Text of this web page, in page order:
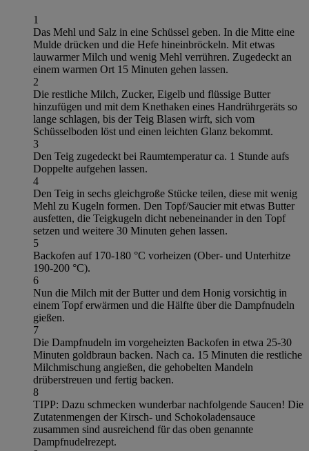
1
Das Mehl und Salz in eine Schüssel geben. In die Mitte eine
Mulde drücken und die Hefe hineinbröckeln. Mit etwas
lauwarmer Milch und wenig Mehl verrühren. Zugedeckt an
einem warmen Ort 15 Minuten gehen lassen.
2
Die restliche Milch, Zucker, Eigelb und flüssige Butter
hinzufügen und mit dem Knethaken eines Handrührgeräts so
lange schlagen, bis der Teig Blasen wirft, sich vom
Schüsselboden löst und einen leichten Glanz bekommt.
3
Den Teig zugedeckt bei Raumtemperatur ca. 1 Stunde aufs
Doppelte aufgehen lassen.
4
Den Teig in sechs gleichgroße Stücke teilen, diese mit wenig
Mehl zu Kugeln formen. Den Topf/Saucier mit etwas Butter
ausfetten, die Teigkugeln dicht nebeneinander in den Topf
setzen und weitere 30 Minuten gehen lassen.
5
Backofen auf 170-180 °C vorheizen (Ober- und Unterhitze
190-200 °C).
6
Nun die Milch mit der Butter und dem Honig vorsichtig in
einem Topf erwärmen und die Hälfte über die Dampfnudeln
gießen.
7
Die Dampfnudeln im vorgeheizten Backofen in etwa 25-30
Minuten goldbraun backen. Nach ca. 15 Minuten die restliche
Milchmischung angießen, die gehobelten Mandeln
drüberstreuen und fertig backen.
8
TIPP: Dazu schmecken wunderbar nachfolgende Saucen! Die
Zutatenmengen der Kirsch- und Schokoladensauce
zusammen sind ausreichend für das oben genannte
Dampfnudelrezept.